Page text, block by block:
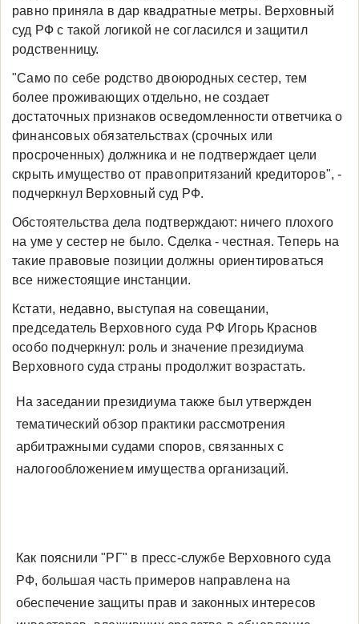
равно приняла в дар квадратные метры. Верховный
суд РФ с такой логикой не согласился и защитил
родственницу.
"Само по себе родство двоюродных сестер, тем
более проживающих отдельно, не создает
достаточных признаков осведомленности ответчика о
финансовых обязательствах (срочных или
просроченных) должника и не подтверждает цели
скрыть имущество от правопритязаний кредиторов", -
подчеркнул Верховный суд РФ.
Обстоятельства дела подтверждают: ничего плохого
на уме у сестер не было. Сделка - честная. Теперь на
такие правовые позиции должны ориентироваться
все нижестоящие инстанции.
Кстати, недавно, выступая на совещании,
председатель Верховного суда РФ Игорь Краснов
особо подчеркнул: роль и значение президиума
Верховного суда страны продолжит возрастать.
На заседании президиума также был утвержден
тематический обзор практики рассмотрения
арбитражными судами споров, связанных с
налогообложением имущества организаций.
Как пояснили "РГ" в пресс-службе Верховного суда
РФ, большая часть примеров направлена на
обеспечение защиты прав и законных интересов